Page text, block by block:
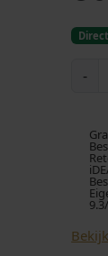
-
s